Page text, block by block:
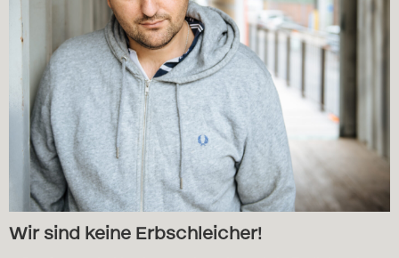
Wir sind keine Erbschleicher!